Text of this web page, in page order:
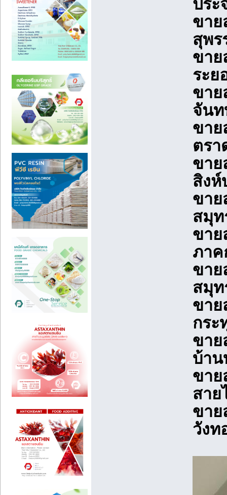
ประ
ขาย
สุพ
ขาย
ระย
ขาย
จันท
ขาย
ตรา
ขาย
สิงห์
ขาย
สมุท
ขาย
ภาค
ขาย
สมุท
ขาย
กระ
ขาย
บ้าน
ขาย
สาย
ขาย
วังท